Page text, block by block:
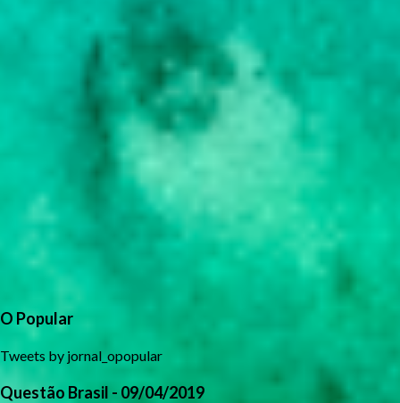
O Popular
Tweets by jornal_opopular
Questão Brasil - 09/04/2019